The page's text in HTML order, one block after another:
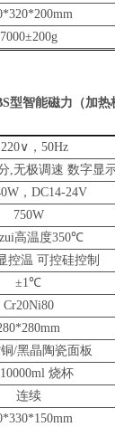
7000±200g
型智能磁力（加热
220∨，50Hz
,无极调速 数字显
，DC14-24V
750W
高温度350℃
控温 可控硅控制
±1℃
Cr20Ni80
/黑晶陶瓷面板
烧杯
连续